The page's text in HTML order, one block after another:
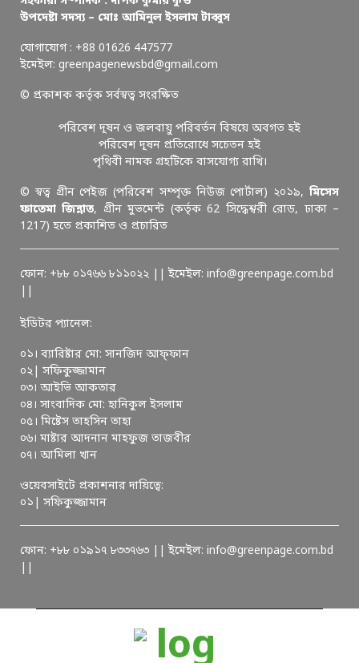
উপদেষ্টা সদস্য – মোঃ আমিনুল ইসলাম টাব্বুস
যোগাযোগ : +88 01626 447577
ইমেইল: greenpagenewsbd@gmail.com
© প্রকাশক কর্তৃক সর্বস্বত্ব সংরক্ষিত
পরিবেশ দূষন ও জলবায়ু পরিবর্তন বিষয়ে অবগত হই
পরিবেশ দূষন প্রতিরোধে সচেতন হই
পৃথিবী নামক গ্রহটিকে বাসযোগ্য রাখি।
© স্বত্ব গ্রীন পেইজ (পরিবেশ সম্পৃক্ত নিউজ পোর্টাল) ২০১৯, মিসেস
ফাতেমা জিন্নাত, গ্রীন মুভমেন্ট (কর্তৃক 62 সিদ্ধেশ্বরী রোড, ঢাকা –
1217) হতে প্রকাশিত ও প্রচারিত
ফোন: +৮৮ ০১৭৬৬ ৮১১০২২ || ইমেইল: info@greenpage.com.bd
ইডিটর প্যানেল:
০১। ব্যারিষ্টার মো: সানজিদ আফ্ফান
০২| সফিকুজ্জামান
০৩। আইভি আকতার
০৪। সাংবাদিক মো: হানিকুল ইসলাম
০৫। মিষ্টেস তাহসিন তাহা
০৬। মাষ্টার আদনান মাহফুজ তাজবীর
০৭। আমিলা খান
ওয়েবসাইটে প্রকাশনার দায়িত্বে:
০১| সফিকুজ্জামান
ফোন: +৮৮ ০১৯১৭ ৮৩৩৭৬৩ || ইমেইল: info@greenpage.com.bd